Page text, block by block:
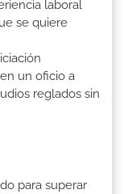
laboral
se quiere
un oficio a
reglados sin
para superar